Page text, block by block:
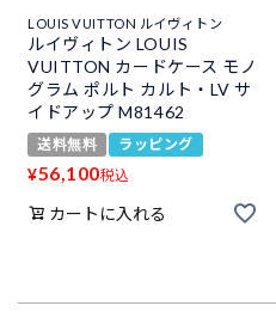
LOUIS VUITTON ルイヴィトン
ルイヴィトン LOUIS
VUITTON カードケース モノ
グラム ポルト カルト・LV サ
イドアップ M81462
送料無料 ラッピング
¥56,100税込
カートに入れる